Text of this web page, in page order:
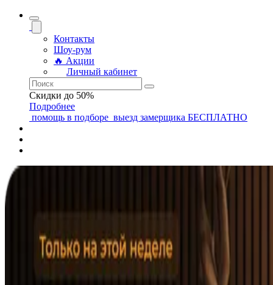
Контакты
Шоу-рум
🔥 Акции
Личный кабинет
Скидки до 50%
Подробнее
помощь в подборе выезд замерщика БЕСПЛАТНО